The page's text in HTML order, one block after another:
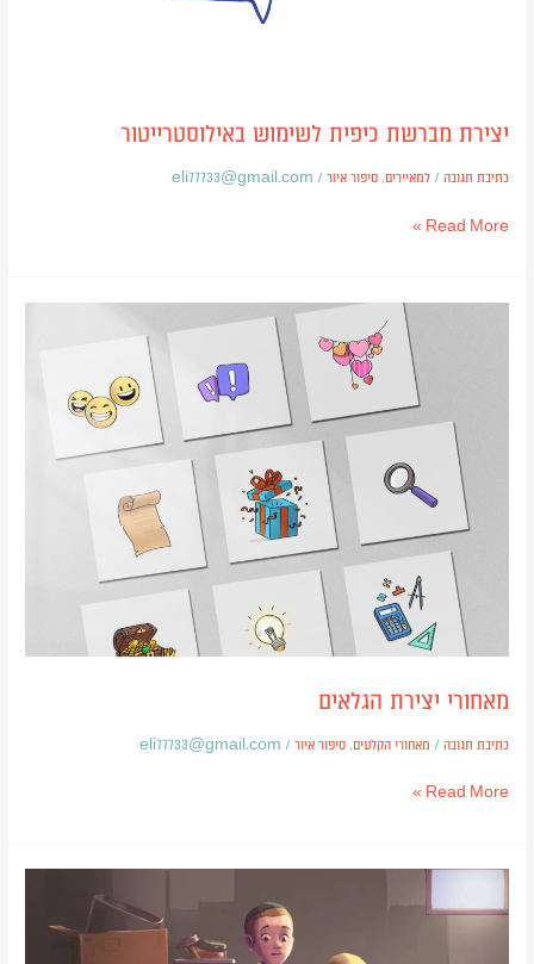
יצירת מברשת כיפית לשימוש באילוסטרייטור
כתיבת תגובה /למאיירים,סיפור איור /
eli77733@gmail.com
Read More »
מאחורי יצירת הגלאים
כתיבת תגובה / מאחורי הקלעים,סיפור איור /
eli77733@gmail.com
Read More »
לספר